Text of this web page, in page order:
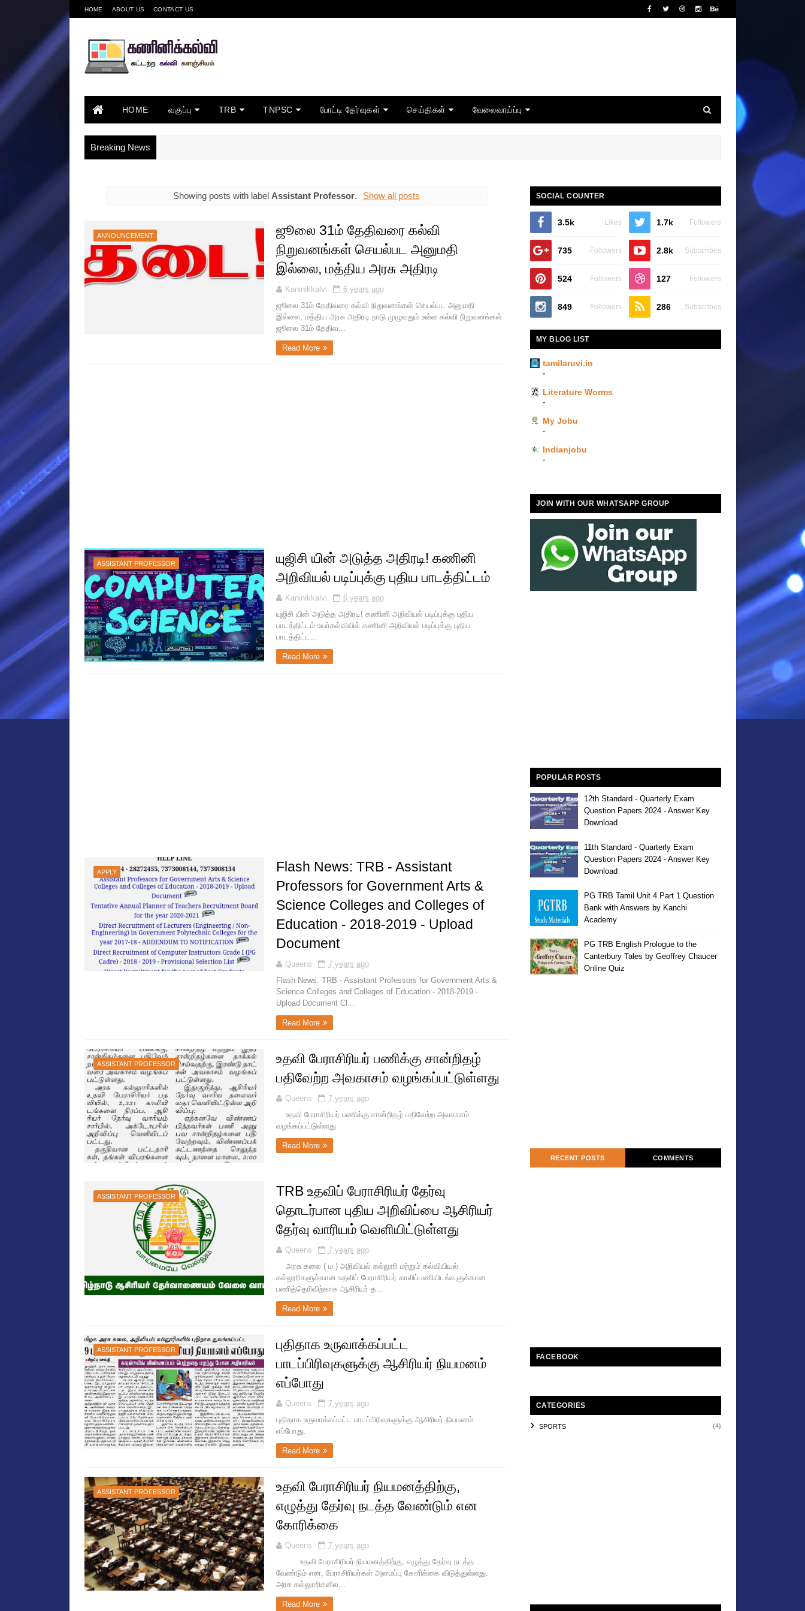
HOME ABOUT US CONTACT US
HOME வகுப்பு TRB TNPSC போட்டி தேர்வுகள் செய்திகள் வேலைவாய்ப்பு
Breaking News
Showing posts with label Assistant Professor. Show all posts
ANNOUNCEMENT
ஜூலை 31ம் தேதிவரை கல்வி
நிறுவனங்கள் செயல்பட அனுமதி
இல்லை, மத்திய அரசு அதிரடி
Kaninikkalvi
6 years ago
ஜூலை 31ம் தேதிவரை கல்வி நிறுவனங்கள் செயல்பட அனுமதி
இல்லை, மத்திய அரசு அதிரடி நாடு முழுவதும் உள்ள கல்வி நிறுவனங்கள்
ஜூலை 31ம் தேதிவ...
Read More
ASSISTANT PROFESSOR
யுஜிசி யின் அடுத்த அதிரடி! கணினி
அறிவியல் படிப்புக்கு புதிய பாடத்திட்டம்
Kaninikkalvi
6 years ago
யுஜிசி யின் அடுத்த அதிரடி! கணினி அறிவியல் படிப்புக்கு புதிய
பாடத்திட்டம் உயா்கல்வியில் கணினி அறிவியல் படிப்புக்கு புதிய
பாடத்திட்ட...
Read More
APPLY
Flash News: TRB - Assistant
Professors for Government Arts &
Science Colleges and Colleges of
Education - 2018-2019 - Upload
Document
Queens
7 years ago
Flash News: TRB - Assistant Professors for Government Arts &
Science Colleges and Colleges of Education - 2018-2019 -
Upload Document Cl...
Read More
ASSISTANT PROFESSOR
உதவி பேராசிரியர் பணிக்கு சான்றிதழ்
பதிவேற்ற அவகாசம் வழங்கப்பட்டுள்ளது
Queens
7 years ago
உதவி பேராசிரியர் பணிக்கு சான்றிதழ் பதிவேற்ற அவகாசம்
வழங்கப்பட்டுள்ளது
Read More
ASSISTANT PROFESSOR
TRB உதவிப் பேராசிரியர் தேர்வு
தொடர்பான புதிய அறிவிப்பை ஆசிரியர்
தேர்வு வாரியம் வெளியிட்டுள்ளது
Queens
7 years ago
அரசு கலை ( ம ) அறிவியல் கல்லூரி மற்றும் கல்வியியல்
கல்லூரிகளுக்கான உதவிப் பேராசிரியர் காலிப்பணியிடங்களுக்கான
பணித்தெரிவிற்காக ஆசிரியர் த...
Read More
ASSISTANT PROFESSOR
புதிதாக உருவாக்கப்பட்ட
பாடப்பிரிவுகளுக்கு ஆசிரியர் நியமனம்
எப்போது
Queens
7 years ago
புதிதாக உருவாக்கப்பட்ட பாடப்பிரிவுகளுக்கு ஆசிரியர் நியமனம்
எப்போது.
Read More
ASSISTANT PROFESSOR
உதவி பேராசிரியர் நியமனத்திற்கு,
எழுத்து தேர்வு நடத்த வேண்டும் என
கோரிக்கை
Queens
7 years ago
உதவி பேராசிரியர் நியமனத்திற்கு, எழுத்து தேர்வு நடத்த
வேண்டும் என, பேராசிரியர்கள் அமைப்பு கோரிக்கை விடுத்துள்ளது.
அரசு கல்லுாரிகளில...
Read More
SOCIAL COUNTER
3.5k Likes 1.7k Followers
735 Followers 2.8k Subscribes
524 Followers 127 Followers
849 Followers 286 Subscribes
MY BLOG LIST
tamilaruvi.in
-
Literature Worms
-
My Jobu
-
Indianjobu
-
JOIN WITH OUR WHATSAPP GROUP
POPULAR POSTS
12th Standard - Quarterly Exam
Question Papers 2024 - Answer Key
Download
11th Standard - Quarterly Exam
Question Papers 2024 - Answer Key
Download
PG TRB Tamil Unit 4 Part 1 Question
Bank with Answers by Kanchi
Academy
PG TRB English Prologue to the
Canterbury Tales by Geoffrey Chaucer
Online Quiz
RECENT POSTS COMMENTS
FACEBOOK
CATEGORIES
SPORTS (4)